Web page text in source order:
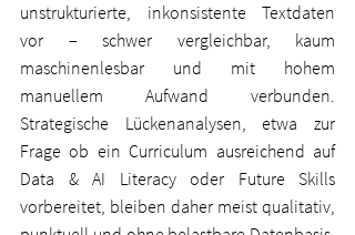
unstrukturierte, inkonsistente Textdaten
vor – schwer vergleichbar, kaum
maschinenlesbar und mit hohem
manuellem Aufwand verbunden.
Strategische Lückenanalysen, etwa zur
Frage ob ein Curriculum ausreichend auf
Data & AI Literacy oder Future Skills
vorbereitet, bleiben daher meist qualitativ,